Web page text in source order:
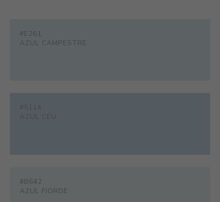
#E261
AZUL CAMPESTRE
#5114
AZUL CÉU
#B642
AZUL FIORDE